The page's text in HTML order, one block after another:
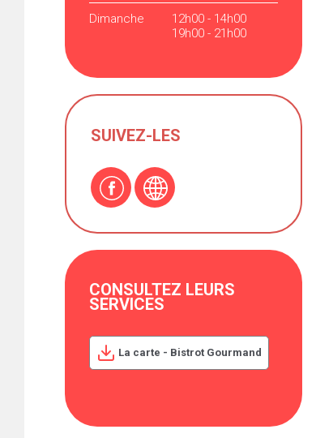
Dimanche
12h00 - 14h00
19h00 - 21h00
SUIVEZ-LES
CONSULTEZ LEURS
SERVICES
La carte - Bistrot Gourmand